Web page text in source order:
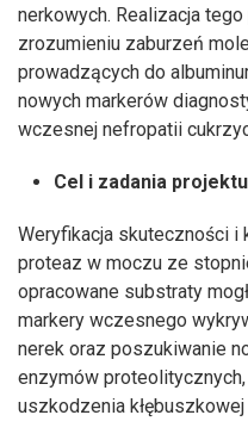
nerkowych. Realizacja
zrozumieniu zaburzeń
prowadzących do
nowych markerów
wczesnej nefropatii
Cel i zadania projektu
Weryfikacja skuteczności i
proteaz w moczu ze
opracowane substraty
markery wczesnego
nerek oraz poszukiwanie
enzymów
uszkodzenia